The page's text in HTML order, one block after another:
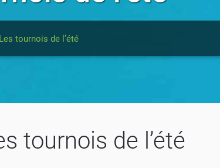
Les tournois de l’été
tournois de l’été